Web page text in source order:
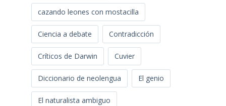
cazando leones con mostacilla
Ciencia a debate Contradicción
Críticos de Darwin Cuvier
Diccionario de neolengua El genio
El naturalista ambiguo